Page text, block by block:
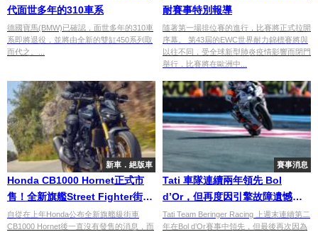
代面世多年的310車系
德國寶馬(BMW)已確認，面世多年的310車
系即將退役，並將由全新的雙缸450系列取
而代之。...
耐賽事特別報導
隨著第一場排位賽的進行，比賽將正式拉開
序幕。 第43屆的EWC世界耐力錦標賽將與
以往不同，受全球新型肺炎疫情影響而閉門
舉行，比賽將在歐洲中...
新車．絕版車
Honda CB1000 Hornet正式市
售！全新旗艦Street Fighter街車
共兩版本最大馬力155匹
自從在上年Honda公布全新旗艦級街車
CB1000 Hornet後一直沒有發售的消息，而
賽事消息
Tati 車隊連續兩年領先 Bol
d’Or，但再度因引擎故障遺憾退
賽
Tati Team Beringer Racing 上週末連續第二
年在Bol d’Or賽事中領先，但最後再次因為